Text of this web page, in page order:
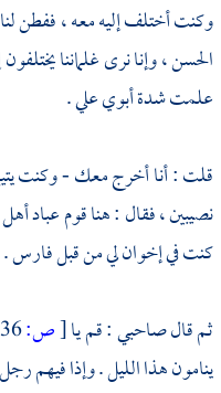
وكنت أختلف إليه معه ، ففطن لنا
الحسن ، وإنا نرى غلماننا
علمت شدة أبوي علي .
قلت : أنا أخرج معك - وكنت
نصيبين، فقال : هنا قوم عباد
كنت في إخوان لي من قبل فارس .
ثم قال صاحبي : قم يا[ص:536 ]
ينامون هذا الليل . وإذا فيهم